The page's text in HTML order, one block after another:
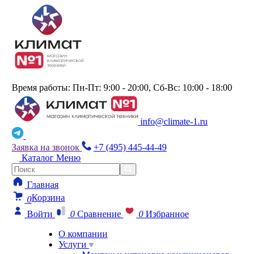
Время работы: Пн-Пт: 9:00 - 20:00, Сб-Вс: 10:00 - 18:00
info@climate-1.ru
Заявка на звонок
+7 (495) 445-44-49
Каталог Меню
Главная
0Корзина
Войти
0 Сравнение 0 Избранное
О компании
Услуги